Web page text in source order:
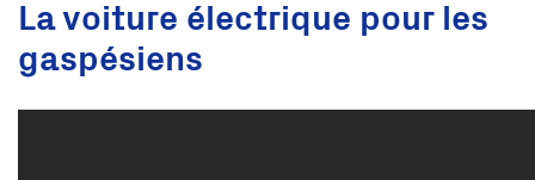
La voiture électrique pour les
gaspésiens